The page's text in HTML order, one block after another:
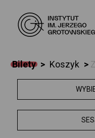
O NAS
KALENDARIUM
Bilety > Koszyk >